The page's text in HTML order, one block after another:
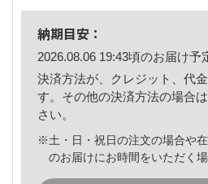
納期目安：
2026.08.06 19:43頃のお届け予
決済方法が、クレジット、代
す。その他の決済方法の場合は
さい。
※土・日・祝日の注文の場合や
のお届けにお時間をいただく